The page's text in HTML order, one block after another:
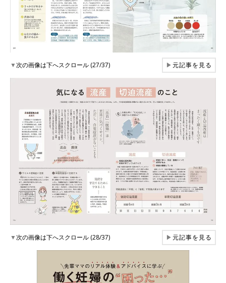
▼次の画像は下へスクロール (27/37) ▶元記事を見る
▼次の画像は下へスクロール (28/37) ▶元記事を見る